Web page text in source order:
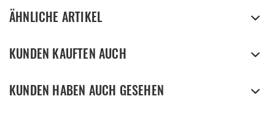
ÄHNLICHE ARTIKEL
KUNDEN KAUFTEN AUCH
KUNDEN HABEN AUCH GESEHEN